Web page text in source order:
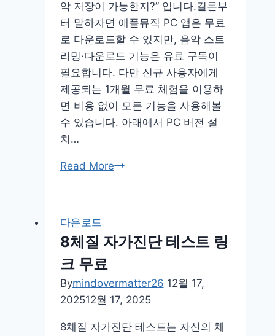
악 저장이 가능한지?” 입니다.결론부
터 말하자면 애플뮤직 PC 앱은 무료
로 다운로드할 수 있지만, 음악 스트
리밍·다운로드 기능은 유료 구독이
필요합니다. 다만 신규 사용자에게
제공되는 1개월 무료 체험을 이용하
면 비용 없이 모든 기능을 사용해볼
수 있습니다. 아래에서 PC 버전 설
치…
Read More애
다
로
드
료
다운로드
8체질 자가진단 테스트 링
크 무료
Bymindovermatter26 12월 17,
202512월 17, 2025
8체질 자가진단 테스트는 자신의 체